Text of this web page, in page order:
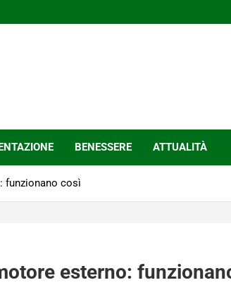
BENESSERE ATTUALITÀ
funzionano così
esterno: